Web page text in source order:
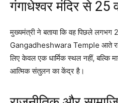
गंगाधेश्वर मंदिर से 25
मुख्यमंत्री ने बताया कि वह पिछले लगभग
Gangadheshwara Temple आते
लिए केवल एक धार्मिक स्थल नहीं, बल्कि
आत्मिक संतुलन का केंद्र है।